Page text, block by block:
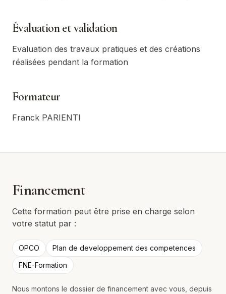
Évaluation et validation
Evaluation des travaux pratiques et des créations
réalisées pendant la formation
Formateur
Franck PARIENTI
Financement
Cette formation peut être prise en charge selon
votre statut par :
OPCO
Plan de developpement des competences
FNE-Formation
Nous montons le dossier de financement avec vous, depuis